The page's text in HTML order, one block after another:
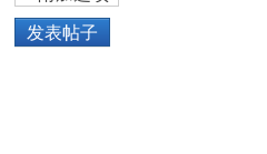
发表帖子